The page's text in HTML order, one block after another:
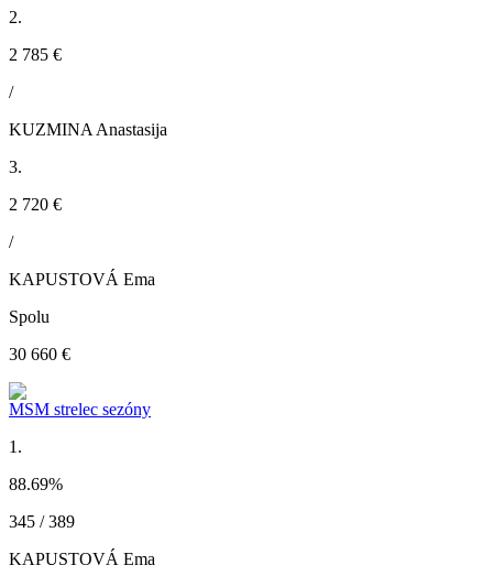
2.
2 785 €
/
KUZMINA Anastasija
3.
2 720 €
/
KAPUSTOVÁ Ema
Spolu
30 660 €
MSM strelec sezóny
1.
88.69%
345 / 389
KAPUSTOVÁ Ema